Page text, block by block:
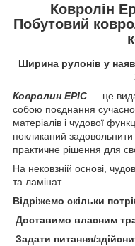
Ковролін
Побутовий
Ширина рулонів у
Ковролин EPIC — це
собою поєднання
матеріалів і чудової
покликаний
практичне рішення для
На нековзній основі,
та ламінат.
Відріжемо скільки
Доставимо власним
Задати питання/